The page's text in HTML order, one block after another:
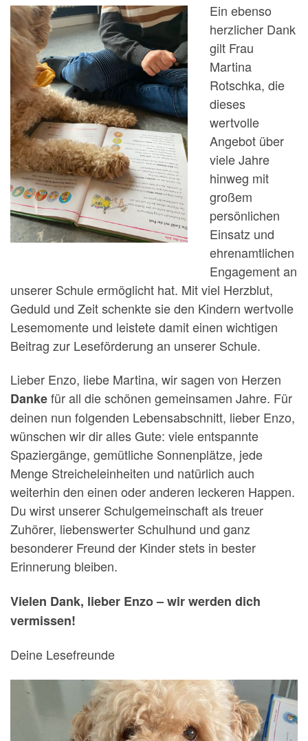
Ein ebenso
herzlicher Dank
gilt Frau
Martina
Rotschka, die
dieses
wertvolle
Angebot über
viele Jahre
hinweg mit
großem
persönlichen
Einsatz und
ehrenamtlichen
Engagement an
unserer Schule ermöglicht hat. Mit viel Herzblut,
Geduld und Zeit schenkte sie den Kindern wertvolle
Lesemomente und leistete damit einen wichtigen
Beitrag zur Leseförderung an unserer Schule.
Lieber Enzo, liebe Martina, wir sagen von Herzen
Dankefür all die schönen gemeinsamen Jahre. Für
deinen nun folgenden Lebensabschnitt, lieber Enzo,
wünschen wir dir alles Gute: viele entspannte
Spaziergänge, gemütliche Sonnenplätze, jede
Menge Streicheleinheiten und natürlich auch
weiterhin den einen oder anderen leckeren Happen.
Du wirst unserer Schulgemeinschaft als treuer
Zuhörer, liebenswerter Schulhund und ganz
besonderer Freund der Kinder stets in bester
Erinnerung bleiben.
Vielen Dank, lieber Enzo – wir werden dich
vermissen!
Deine Lesefreunde